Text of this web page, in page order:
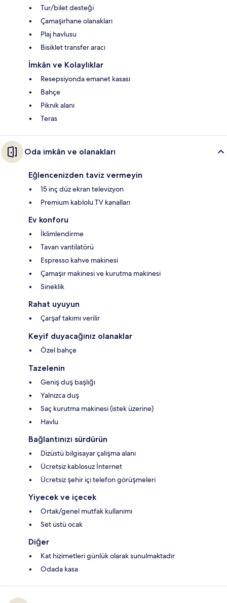
Tur/bilet desteği
Çamaşırhane olanakları
Plaj havlusu
Bisiklet transfer aracı
İmkân ve Kolaylıklar
Resepsiyonda emanet kasası
Bahçe
Piknik alanı
Teras
Oda imkân ve olanakları
Eğlencenizden taviz vermeyin
15 inç düz ekran televizyon
Premium kablolu TV kanalları
Ev konforu
İklimlendirme
Tavan vantilatörü
Espresso kahve makinesi
Çamaşır makinesi ve kurutma makinesi
Sineklik
Rahat uyuyun
Çarşaf takımı verilir
Keyif duyacağınız olanaklar
Özel bahçe
Tazelenin
Geniş duş başlığı
Yalnızca duş
Saç kurutma makinesi (istek üzerine)
Havlu
Bağlantınızı sürdürün
Dizüstü bilgisayar çalışma alanı
Ücretsiz kablosuz İnternet
Ücretsiz şehir içi telefon görüşmeleri
Yiyecek ve içecek
Ortak/genel mutfak kullanımı
Set üstü ocak
Diğer
Kat hizimetleri günlük olarak sunulmaktadır
Odada kasa